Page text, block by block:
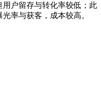
户留存与转化率较低；此
率与获客，成本较高。